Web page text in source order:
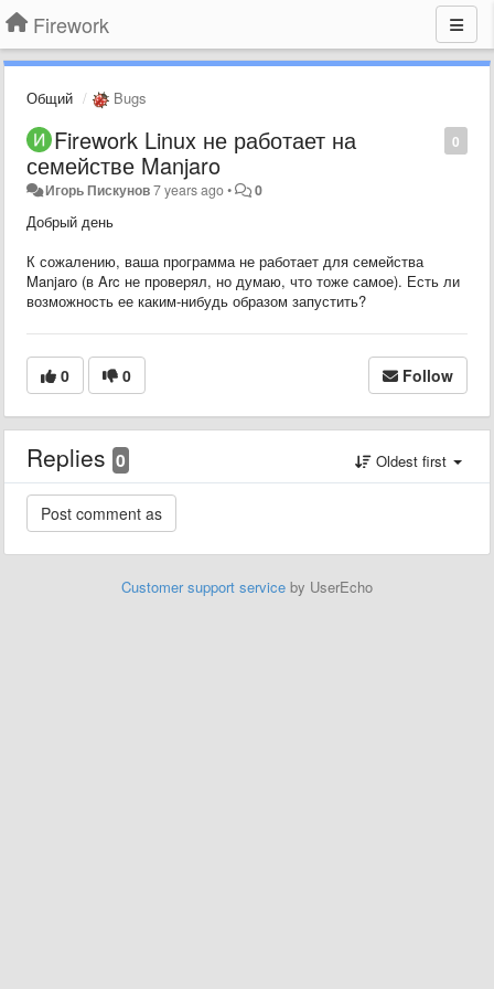
Firework
Общий Bugs
0
Firework Linux не работает на
семействе Manjaro
Игорь Пискунов7 years ago• 0
Добрый день
К сожалению, ваша программа не работает для семейства
Manjaro (в Arc не проверял, но думаю, что тоже самое). Есть ли
возможность ее каким-нибудь образом запустить?
0 0 Follow
Replies 0 Oldest first
Customer support service by UserEcho